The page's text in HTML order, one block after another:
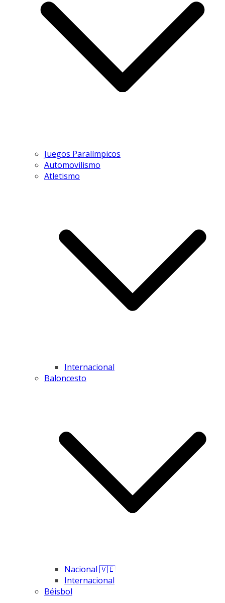
Juegos Paralímpicos
Automovilismo
Atletismo
Internacional
Baloncesto
Nacional 🇻🇪
Internacional
Béisbol